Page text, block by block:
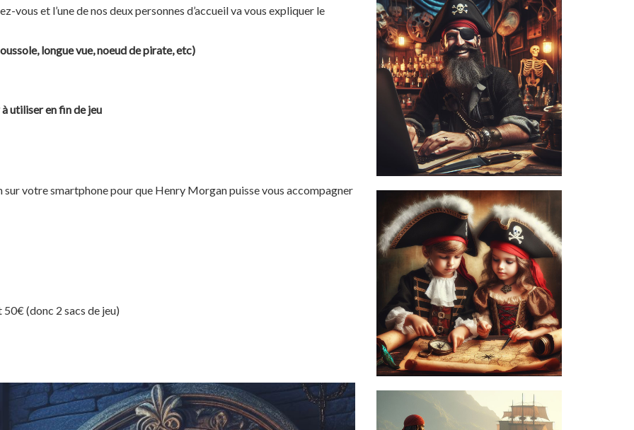
vous et l’une de nos deux personnes d’accueil va vous expliquer le
longue vue, noeud de pirate, etc)
utiliser en fin de jeu
votre smartphone pour que Henry Morgan puisse vous accompagner
(donc 2 sacs de jeu)